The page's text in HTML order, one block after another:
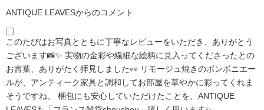
ANTIQUE LEAVESからのコメント
このたびはお写真とともに丁寧なレビューをいただき、ありがとう
ございます📸✨ 実物の金彩や繊細な絵柄に見入ってくださったとの
お言葉、ありがたく拝見しました👀 リモージュ焼きのボンボニエー
ルが、アンティーク家具と調和してお部屋を華やかに彩ってくれま
そうですね。 梱包にも安心していただけたことを、ANTIQUE